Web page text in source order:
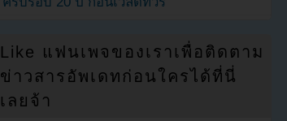
Like แฟนเพจของเราเพื่อติดตาม
ข่าวสารอัพเดทก่อนใครได้ที่นี่
เลยจ้า